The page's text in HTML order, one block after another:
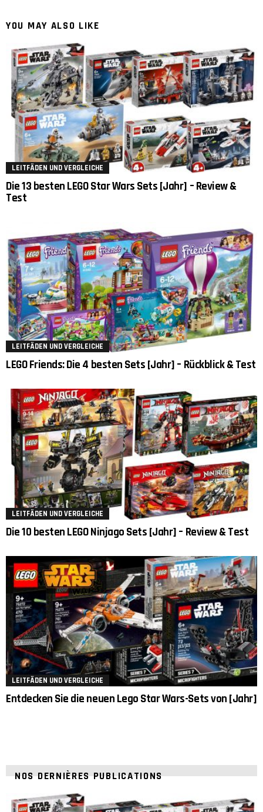
YOU MAY ALSO LIKE
LEITFÄDEN UND VERGLEICHE
Die 13 besten LEGO Star Wars Sets [Jahr] – Review &
Test
LEITFÄDEN UND VERGLEICHE
LEGO Friends: Die 4 besten Sets [Jahr] – Rückblick & Test
LEITFÄDEN UND VERGLEICHE
Die 10 besten LEGO Ninjago Sets [Jahr] – Review & Test
LEITFÄDEN UND VERGLEICHE
Entdecken Sie die neuen Lego Star Wars-Sets von [Jahr]
NOS DERNIÈRES PUBLICATIONS